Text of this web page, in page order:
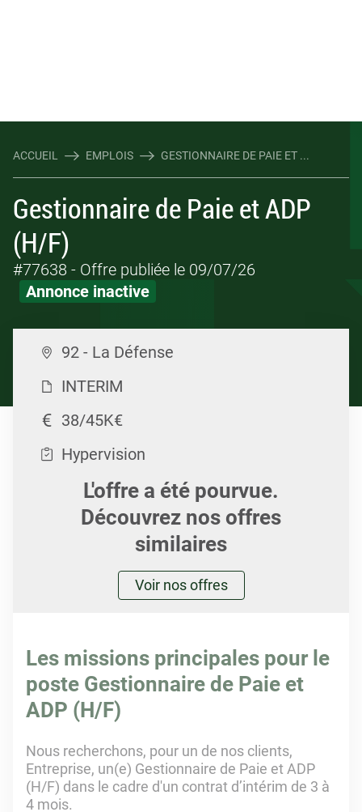
ACCUEIL EMPLOIS GESTIONNAIRE DE PAIE ET ...
Gestionnaire de Paie et ADP
(H/F)
#77638 - Offre publiée le 09/07/26
Annonce inactive
92 - La Défense
INTERIM
38/45K€
Hypervision
L'offre a été pourvue.
Découvrez nos offres
similaires
Voir nos offres
Les missions principales pour le
poste Gestionnaire de Paie et
ADP (H/F)
Nous recherchons, pour un de nos clients,
Entreprise, un(e) Gestionnaire de Paie et ADP
(H/F) dans le cadre d'un contrat d’intérim de 3 à
4 mois.